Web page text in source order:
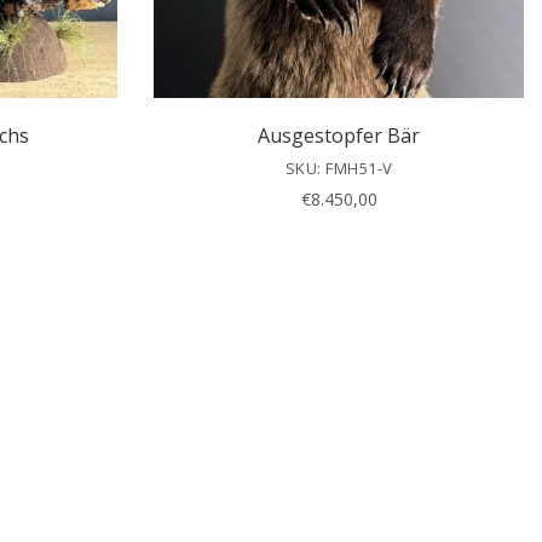
Ausgestopfer Bär
SKU: FMH51-V
€8.450,00